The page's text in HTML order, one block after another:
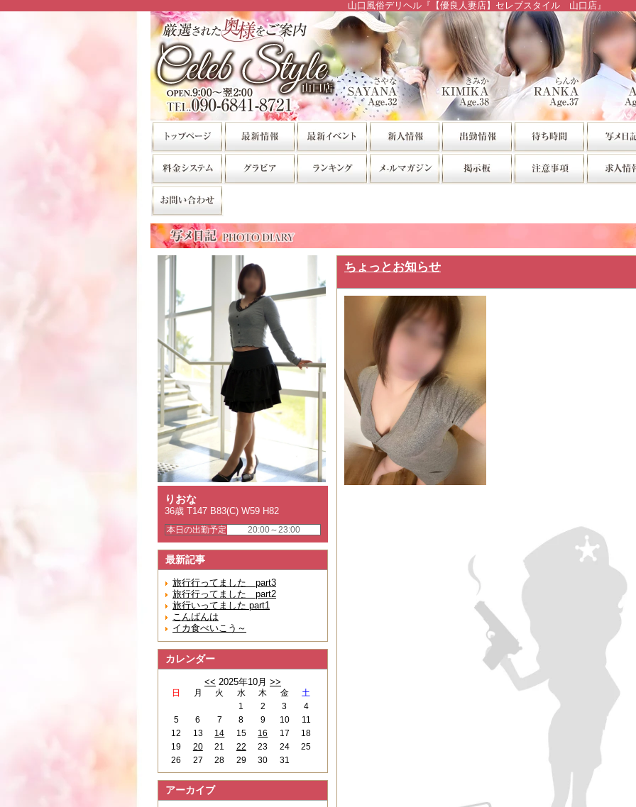
山口風俗デリヘル『【優良人妻店】セレブスタイル 山口店』
りおな
36歳 T147 B83(C) W59 H82
本日の出勤予定 20:00～23:00
最新記事
旅行行ってました part3
旅行行ってました part2
旅行いってました part1
こんばんは
イカ食べいこう～
カレンダー
<< 2025年10月 >>
日 月 火 水 木 金
土
1
2 3
4
5
6 7 8 9 10
11
12
13 14 15 16 17
18
19
20 21 22 23 24
25
26
27 28 29 30 31
アーカイブ
ちょっとお知らせ